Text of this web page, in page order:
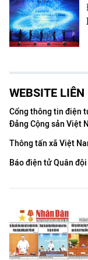
WEBSITE LIÊN
Cổng thông tin điện
Đảng Cộng sản Việt
Thông tấn xã Việt
Báo điện tử Quân